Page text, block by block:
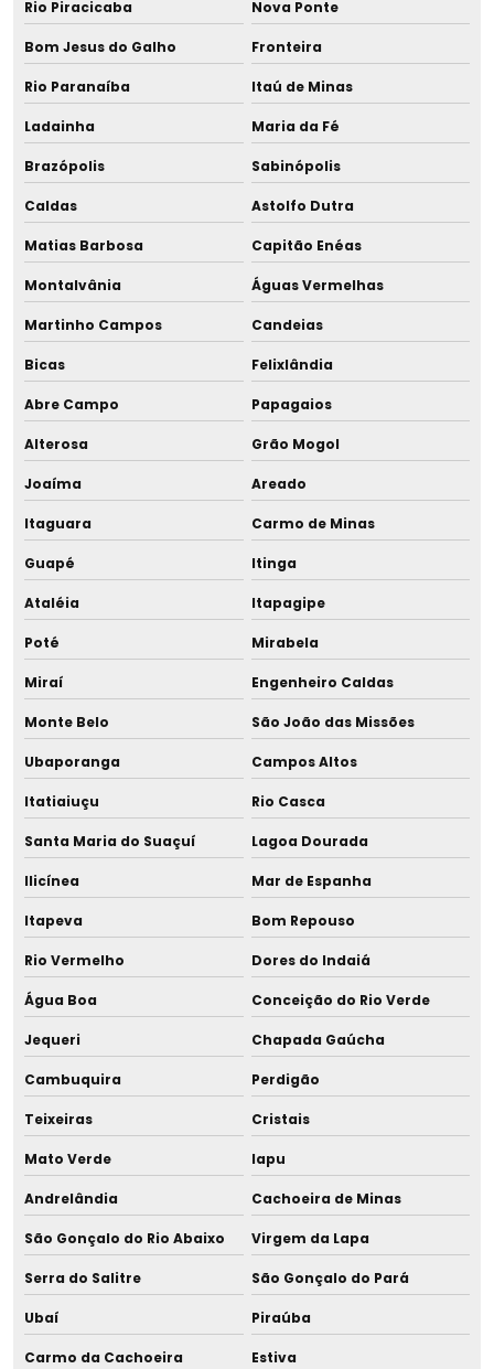
Rio Piracicaba Nova Ponte
Bom Jesus do Galho Fronteira
Rio Paranaíba Itaú de Minas
Ladainha Maria da Fé
Brazópolis Sabinópolis
Caldas Astolfo Dutra
Matias Barbosa Capitão Enéas
Montalvânia Águas Vermelhas
Martinho Campos Candeias
Bicas Felixlândia
Abre Campo Papagaios
Alterosa Grão Mogol
Joaíma Areado
Itaguara Carmo de Minas
Guapé Itinga
Ataléia Itapagipe
Poté Mirabela
Miraí Engenheiro Caldas
Monte Belo São João das Missões
Ubaporanga Campos Altos
Itatiaiuçu Rio Casca
Santa Maria do Suaçuí Lagoa Dourada
Ilicínea Mar de Espanha
Itapeva Bom Repouso
Rio Vermelho Dores do Indaiá
Água Boa Conceição do Rio Verde
Jequeri Chapada Gaúcha
Cambuquira Perdigão
Teixeiras Cristais
Mato Verde Iapu
Andrelândia Cachoeira de Minas
São Gonçalo do Rio Abaixo Virgem da Lapa
Serra do Salitre São Gonçalo do Pará
Ubaí Piraúba
Carmo da Cachoeira Estiva